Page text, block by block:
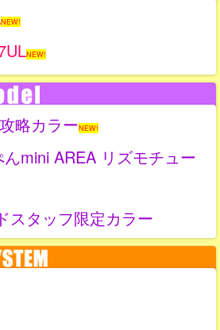
NEW!
NEW!
略カラーNEW!
mini AREA リズモチュー
スタッフ限定カラー